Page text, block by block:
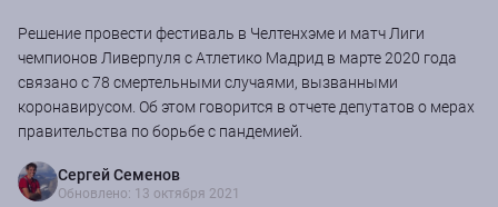
Решение провести фестиваль в Челтенхэме и матч Лиги
чемпионов Ливерпуля с Атлетико Мадрид в марте 2020 года
связано с 78 смертельными случаями, вызванными
коронавирусом. Об этом говорится в отчете депутатов о мерах
правительства по борьбе с пандемией.
Сергей Семенов
Обновлено: 13 октября 2021